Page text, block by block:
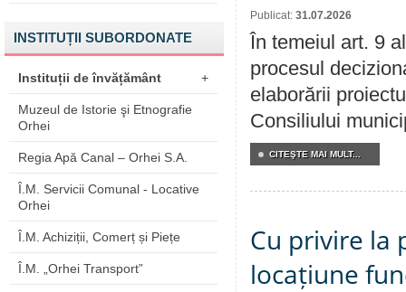
INSTITUȚII SUBORDONATE
Instituții de învățământ +
Muzeul de Istorie şi Etnografie
Orhei
Regia Apă Canal – Orhei S.A.
Î.M. Servicii Comunal - Locative
Orhei
Î.M. Achiziții, Comerț și Piețe
Î.M. „Orhei Transport”
Publicat: 31.07.2026
În temeiul art. 9
procesul
elaborării
Consiliului
CITEŞTE MAI MULT...
Cu privire la
locațiune